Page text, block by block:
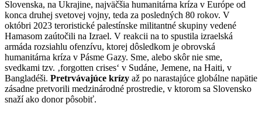
Slovenska, na Ukrajine, najväčšia humanitárna kríza v Európe od
konca druhej svetovej vojny, teda za posledných 80 rokov. V
októbri 2023 teroristické palestínske militantné skupiny vedené
Hamasom zaútočili na Izrael. V reakcii na to spustila izraelská
armáda rozsiahlu ofenzívu, ktorej dôsledkom je obrovská
humanitárna kríza v Pásme Gazy. Sme, alebo skôr nie sme,
svedkami tzv. ‚forgotten crises‘ v Sudáne, Jemene, na Haiti, v
Bangladéši. Pretrvávajúce krízy až po narastajúce globálne napätie
zásadne pretvorili medzinárodné prostredie, v ktorom sa Slovensko
snaží ako donor pôsobiť.